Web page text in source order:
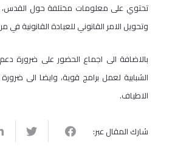
تحتوي على معلومات مختلفة حول القدس،
وتحويل الامر القانوني للعيادة القانونية
بالاضافة الى اجماع الحضور على ضرورة
الشبابية لعمل برامج قوية، وايضا الى
الاطياف.
شارك المقال عبر: